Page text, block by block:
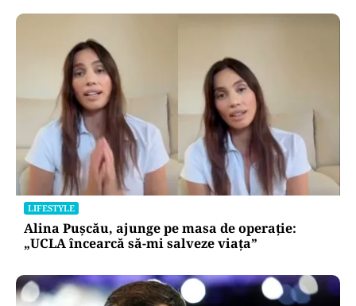
LIFESTYLE
Alina Pușcău, ajunge pe masa de operație:
„UCLA încearcă să-mi salveze viața”